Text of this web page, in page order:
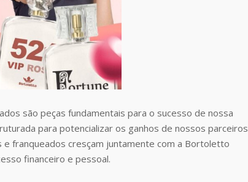
são peças fundamentais para o sucesso de nossa
para potencializar os ganhos de nossos parceiros
franqueados cresçam juntamente com a Bortoletto
financeiro e pessoal.